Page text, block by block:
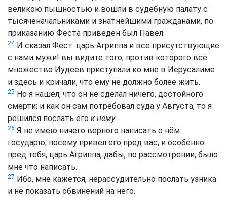
великою пышностью и вошли в судебную палату с
тысяченачальниками и знатнейшими гражданами, по
приказанию Феста приведён был Павел.
24И сказал Фест: царь Агриппа и все присутствующие
с нами мужи! вы видите того, против которого всё
множество Иудеев приступали ко мне в Иерусалиме
и здесь и кричали, что ему не должно более жить.
25 Но я нашёл, что он не сделал ничего, достойного
смерти; и как он сам потребовал суда у Августа, то я
решился послать его к нему.
26 Я не имею ничего верного написать о нём
государю; посему привёл его пред вас, и особенно
пред тебя, царь Агриппа, дабы, по рассмотрении, было
мне что написать.
27 Ибо, мне кажется, нерассудительно послать узника
и не показать обвинений на него.